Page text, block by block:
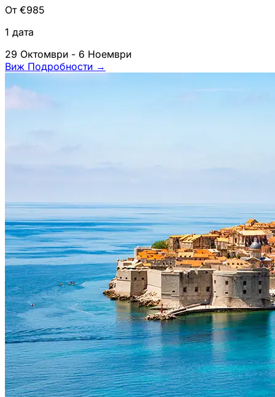
От €985
1 дата
29 Октомври - 6 Ноември
Виж Подробности →